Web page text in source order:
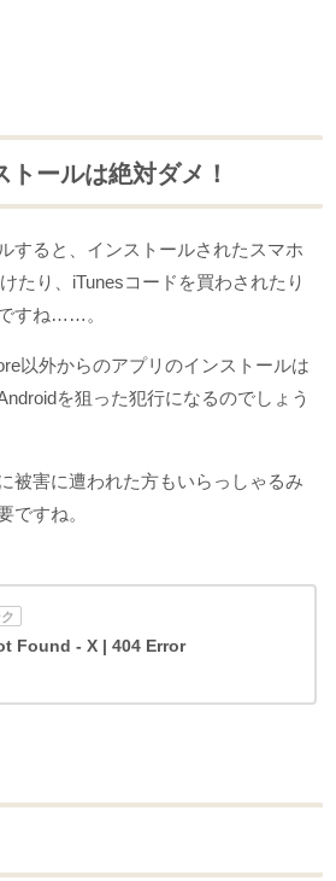
ールは絶対ダメ！
すると、インストールされたスマホ
たり、iTunesコードを買わされたり
すね……。
以外からのアプリのインストールは
を狙った犯行になるのでしょう
被害に遭われた方もいらっしゃるみ
ですね。
Found - X | 404 Error